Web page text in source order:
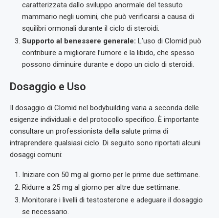
caratterizzata dallo sviluppo anormale del tessuto
mammario negli uomini, che può verificarsi a causa di
squilibri ormonali durante il ciclo di steroidi.
Supporto al benessere generale: L’uso di Clomid può
contribuire a migliorare l’umore e la libido, che spesso
possono diminuire durante e dopo un ciclo di steroidi.
Dosaggio e Uso
Il dosaggio di Clomid nel bodybuilding varia a seconda delle
esigenze individuali e del protocollo specifico. È importante
consultare un professionista della salute prima di
intraprendere qualsiasi ciclo. Di seguito sono riportati alcuni
dosaggi comuni:
Iniziare con 50 mg al giorno per le prime due settimane.
Ridurre a 25 mg al giorno per altre due settimane.
Monitorare i livelli di testosterone e adeguare il dosaggio
se necessario.